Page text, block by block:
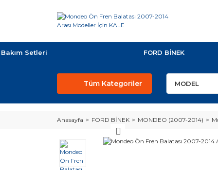
Bakım Setleri FORD BİNEK
Tüm Kategoriler
Anasayfa FORD BİNEK MONDEO (2007-2014)